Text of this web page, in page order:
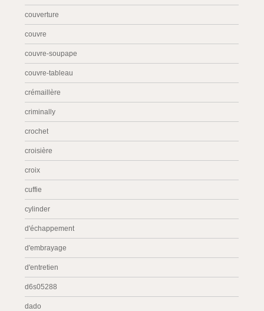
couverture
couvre
couvre-soupape
couvre-tableau
crémaillère
criminally
crochet
croisière
croix
cuffie
cylinder
d'échappement
d'embrayage
d'entretien
d6s05288
dado